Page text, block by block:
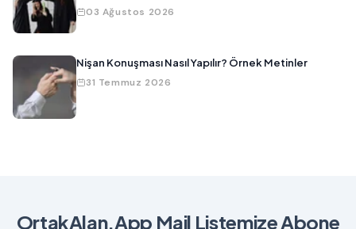
03 Ağustos 2026
Nişan Konuşması Nasıl Yapılır? Örnek Metinler
31 Temmuz 2026
OrtakAlan.App Mail Listemize Abone